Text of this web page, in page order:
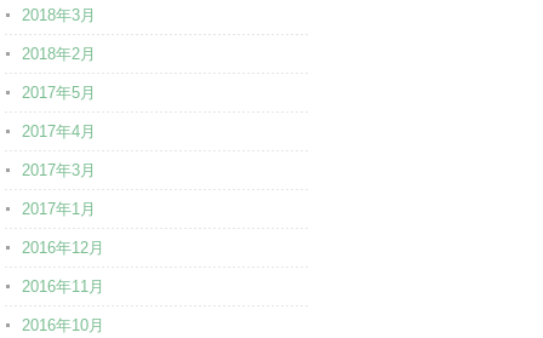
2018年3月
2018年2月
2017年5月
2017年4月
2017年3月
2017年1月
2016年12月
2016年11月
2016年10月